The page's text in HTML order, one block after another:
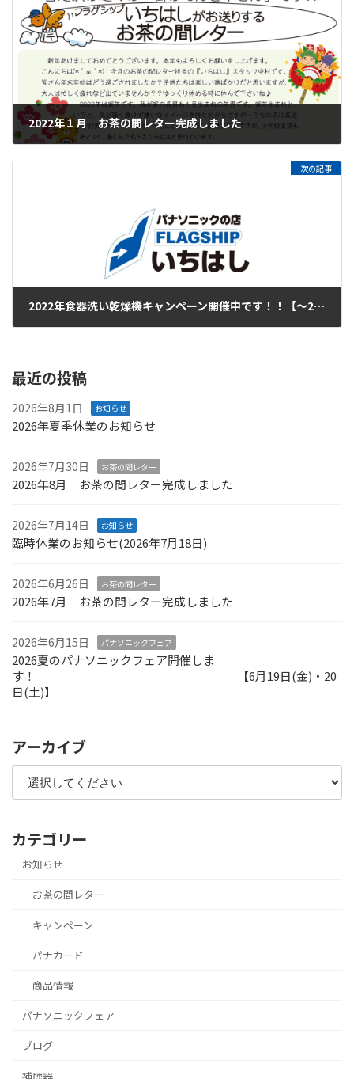
2022年１月 お茶の間レター完成しました
2022年1月7日
次の記事
2022年食器洗い乾燥機キャンペーン開催中です！！【～2022/3/23まで】
2022年1月14日
最近の投稿
2026年8月1日 お知らせ
2026年夏季休業のお知らせ
2026年7月30日 お茶の間レター
2026年8月 お茶の間レター完成しました
2026年7月14日 お知らせ
臨時休業のお知らせ(2026年7月18日)
2026年6月26日 お茶の間レター
2026年7月 お茶の間レター完成しました
2026年6月15日 パナソニックフェア
2026夏のパナソニックフェア開催しま
す！ 【6月19日(金)・20
日(土)】
アーカイブ
カテゴリー
お知らせ
お茶の間レター
キャンペーン
パナカード
商品情報
パナソニックフェア
ブログ
補聴器